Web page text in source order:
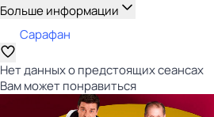
Больше информации
Сарафан
Нет данных о предстоящих сеансах
Вам может понравиться